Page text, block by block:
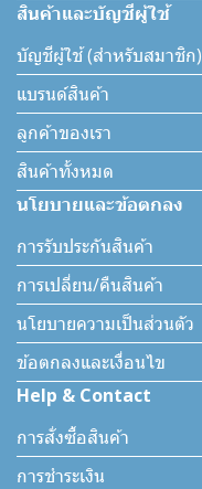
สินค้าและบัญชีผู้ใช้
บัญชีผู้ใช้ (สำหรับสมาชิก)
แบรนด์สินค้า
ลูกค้าของเรา
สินค้าทั้งหมด
นโยบายและข้อตกลง
การรับประกันสินค้า
การเปลี่ยน/คืนสินค้า
นโยบายความเป็นส่วนตัว
ข้อตกลงและเงื่อนไข
Help & Contact
การสั่งซื้อสินค้า
การชำระเงิน